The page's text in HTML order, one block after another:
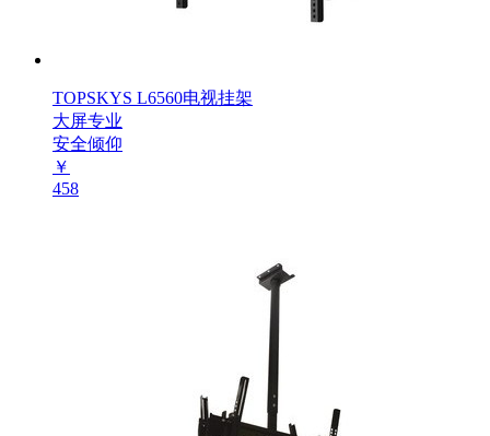
TOPSKYS L6560电视挂架
大屏专业
安全倾仰
￥
458